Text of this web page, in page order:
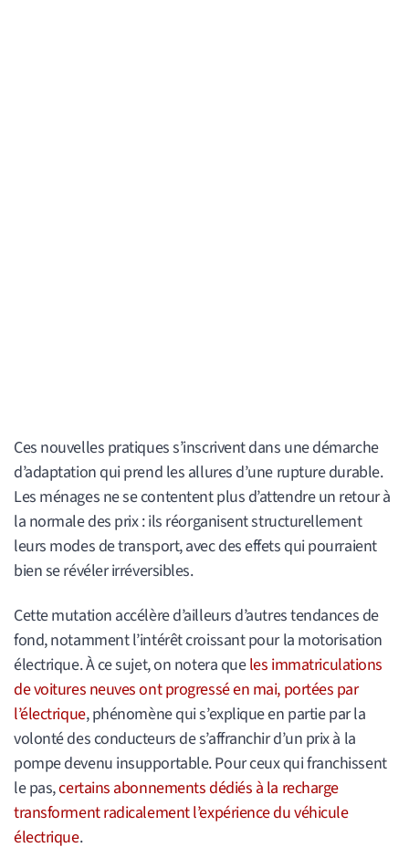
Ces nouvelles pratiques s’inscrivent dans une démarche
d’adaptation qui prend les allures d’une rupture durable.
Les ménages ne se contentent plus d’attendre un retour à
la normale des prix : ils réorganisent structurellement
leurs modes de transport, avec des effets qui pourraient
bien se révéler irréversibles.
Cette mutation accélère d’ailleurs d’autres tendances de
fond, notamment l’intérêt croissant pour la motorisation
électrique. À ce sujet, on notera queles immatriculations
de voitures neuves ont progressé en mai, portées par
l’électrique, phénomène qui s’explique en partie par la
volonté des conducteurs de s’affranchir d’un prix à la
pompe devenu insupportable. Pour ceux qui franchissent
le pas,certains abonnements dédiés à la recharge
transforment radicalement l’expérience du véhicule
électrique.